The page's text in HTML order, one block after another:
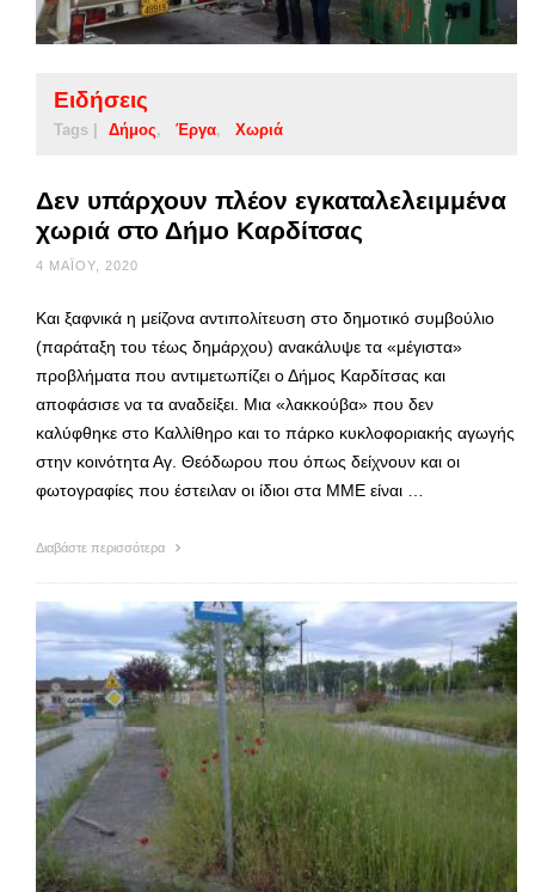
Ειδήσεις
Tags | Δήμος Έργα Χωριά
Δεν υπάρχουν πλέον εγκαταλελειμμένα
χωριά στο Δήμο Καρδίτσας
4 ΜΑΪ́ΟΥ, 2020
Και ξαφνικά η μείζονα αντιπολίτευση στο δημοτικό συμβούλιο
(παράταξη του τέως δημάρχου) ανακάλυψε τα «μέγιστα»
προβλήματα που αντιμετωπίζει ο Δήμος Καρδίτσας και
αποφάσισε να τα αναδείξει. Μια «λακκούβα» που δεν
καλύφθηκε στο Καλλίθηρο και το πάρκο κυκλοφοριακής αγωγής
στην κοινότητα Αγ. Θεόδωρου που όπως δείχνουν και οι
φωτογραφίες που έστειλαν οι ίδιοι στα ΜΜΕ είναι …
Διαβάστε περισσότερα